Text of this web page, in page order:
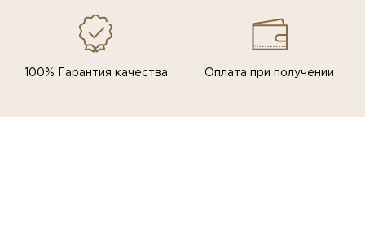
100% Гарантия качества Оплата при получении